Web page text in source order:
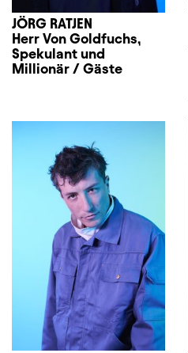
JÖRG RATJEN
Herr Von Goldfuchs,
Spekulant und
Millionär / Gäste